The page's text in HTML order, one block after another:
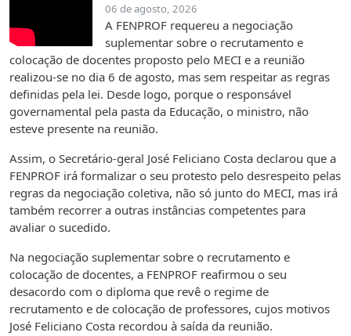
06 de agosto, 2026
A FENPROF requereu a negociação
suplementar sobre o recrutamento e
colocação de docentes proposto pelo MECI e a reunião
realizou-se no dia 6 de agosto, mas sem respeitar as regras
definidas pela lei. Desde logo, porque o responsável
governamental pela pasta da Educação, o ministro, não
esteve presente na reunião.
Assim, o Secretário-geral José Feliciano Costa declarou que a
FENPROF irá formalizar o seu protesto pelo desrespeito pelas
regras da negociação coletiva, não só junto do MECI, mas irá
também recorrer a outras instâncias competentes para
avaliar o sucedido.
Na negociação suplementar sobre o recrutamento e
colocação de docentes, a FENPROF reafirmou o seu
desacordo com o diploma que revê o regime de
recrutamento e de colocação de professores, cujos motivos
José Feliciano Costa recordou à saída da reunião.